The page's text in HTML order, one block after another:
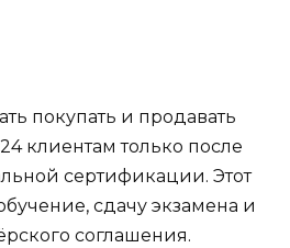
покупать и продавать
клиентам только после
сертификации. Этот
сдачу экзамена и
соглашения.